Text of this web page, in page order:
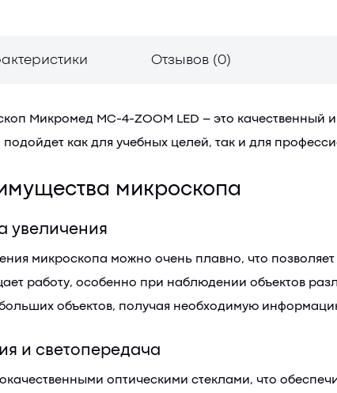
Отзывов (0)
Микромед МС-4-ZOOM LED – это
как для учебных целей, так и для
микроскопа
увеличения
микроскопа можно очень плавно, что
работу, особенно при наблюдении объектов
объектов, получая необходимую
и светопередача
оптическими стеклами, что